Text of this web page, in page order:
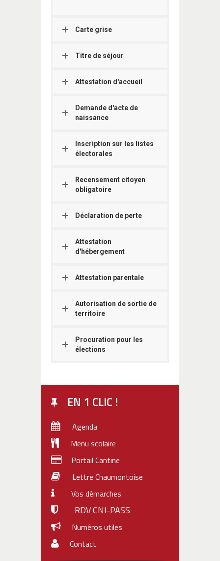
Carte grise
Titre de séjour
Attestation d'accueil
Demande d'acte de
naissance
Inscription sur les listes
électorales
Recensement citoyen
obligatoire
Déclaration de perte
Attestation
d'hébergement
Attestation parentale
Autorisation de sortie de
territoire
Procuration pour les
élections
EN 1 CLIC !
Agenda
Menu scolaire
Portail Cantine
Lettre Chaumontoise
Vos démarches
RDV CNI-PASS
Numéros utiles
Contact